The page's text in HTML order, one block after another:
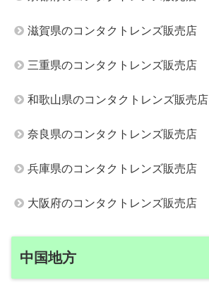
滋賀県のコンタクトレンズ販売店
三重県のコンタクトレンズ販売店
和歌山県のコンタクトレンズ販売店
奈良県のコンタクトレンズ販売店
兵庫県のコンタクトレンズ販売店
大阪府のコンタクトレンズ販売店
中国地方